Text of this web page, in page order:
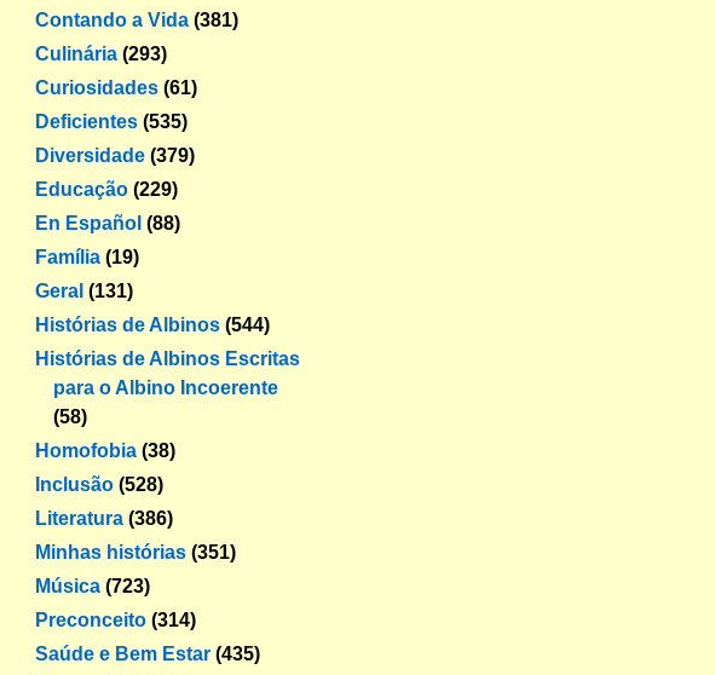
Contando a Vida (381)
Culinária (293)
Curiosidades (61)
Deficientes (535)
Diversidade (379)
Educação (229)
En Español (88)
Família (19)
Geral (131)
Histórias de Albinos (544)
Histórias de Albinos Escritas
para o Albino Incoerente
(58)
Homofobia (38)
Inclusão (528)
Literatura (386)
Minhas histórias (351)
Música (723)
Preconceito (314)
Saúde e Bem Estar (435)